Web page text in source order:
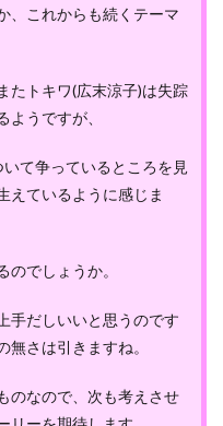
、これからも続くテーマ
たトキワ(広末涼子)は失踪
ようですが、
て争っているところを見
えているように感じま
でしょうか。
手だしいいと思うのです
さは引きますね。
のなので、次も考えさせ